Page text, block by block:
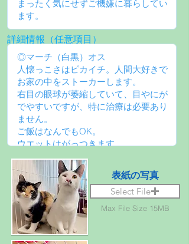
詳細情報（任意項目）
表紙の写真
Select File
Max File Size 15MB